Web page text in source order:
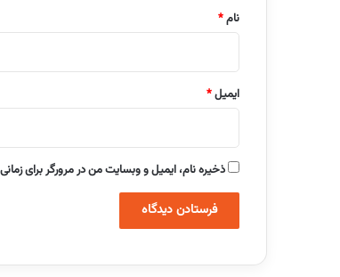
نام*
ایمیل*
ذخیره نام، ایمیل و وبسایت من در مرورگر برای